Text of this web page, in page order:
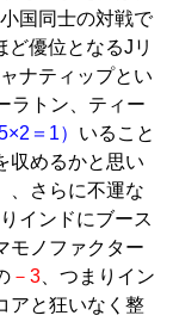
国同士の対戦で
ど優位となるJリ
ナティップとい
ラトン 、ティー
＝1） いること
収めるかと思い
、さらに不運な
インドにブース
モノファクター
－3 、つまりイン
アと狂いなく整